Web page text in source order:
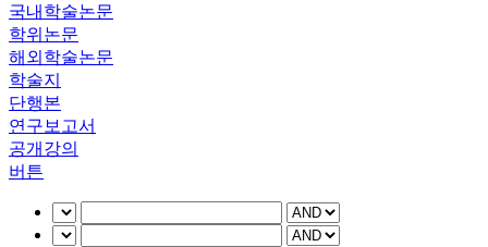
국내학술논문
학위논문
해외학술논문
학술지
단행본
연구보고서
공개강의
버튼